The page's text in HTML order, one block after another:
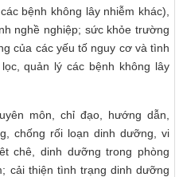
bệnh không lây nhiễm khác),
nghề nghiệp; sức khỏe trường
của các yếu tố nguy cơ và tình
quản lý các bệnh không lây
môn, chỉ đạo, hướng dẫn,
chống rối loạn dinh dưỡng, vi
chê, dinh dưỡng trong phòng
cải thiện tình trạng dinh dưỡng